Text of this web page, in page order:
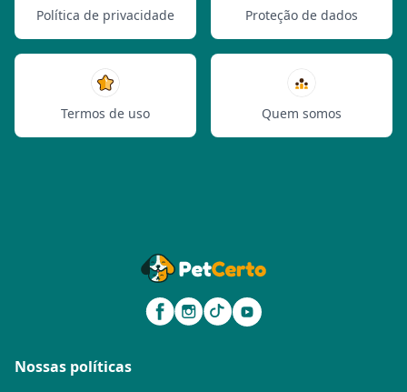
Política de privacidade Proteção de dados
Termos de uso Quem somos
Nossas políticas